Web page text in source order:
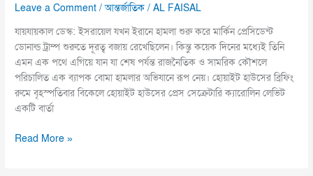
Leave a Comment /আন্তর্জাতিক /AL FAISAL
যায়যায়কাল ডেস্ক: ইসরায়েল যখন ইরানে হামলা শুরু করে মার্কিন প্রেসিডেন্ট
ডোনাল্ড ট্রাম্প শুরুতে দূরত্ব বজায় রেখেছিলেন। কিন্তু কয়েক দিনের মধ্যেই তিনি
এমন এক পথে এগিয়ে যান যা শেষ পর্যন্ত রাজনৈতিক ও সামরিক কৌশলে
পরিচালিত এক ব্যাপক বোমা হামলার অভিযানে রূপ নেয়। হোয়াইট হাউসের ব্রিফিং
রুমে বৃহস্পতিবার বিকেলে হোয়াইট হাউসের প্রেস সেক্রেটারি ক্যারোলিন লেভিট
একটি বার্তা
Read More »